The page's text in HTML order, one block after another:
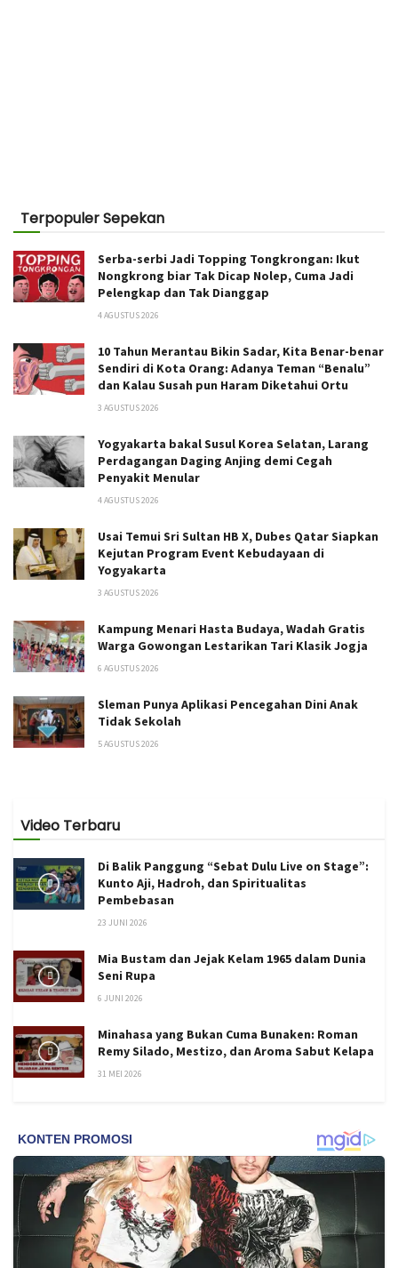
Terpopuler Sepekan
Serba-serbi Jadi Topping Tongkrongan: Ikut
Nongkrong biar Tak Dicap Nolep, Cuma Jadi
Pelengkap dan Tak Dianggap
4 AGUSTUS 2026
10 Tahun Merantau Bikin Sadar, Kita Benar-benar
Sendiri di Kota Orang: Adanya Teman “Benalu”
dan Kalau Susah pun Haram Diketahui Ortu
3 AGUSTUS 2026
Yogyakarta bakal Susul Korea Selatan, Larang
Perdagangan Daging Anjing demi Cegah
Penyakit Menular
4 AGUSTUS 2026
Usai Temui Sri Sultan HB X, Dubes Qatar Siapkan
Kejutan Program Event Kebudayaan di
Yogyakarta
3 AGUSTUS 2026
Kampung Menari Hasta Budaya, Wadah Gratis
Warga Gowongan Lestarikan Tari Klasik Jogja
6 AGUSTUS 2026
Sleman Punya Aplikasi Pencegahan Dini Anak
Tidak Sekolah
5 AGUSTUS 2026
Video Terbaru
Di Balik Panggung “Sebat Dulu Live on Stage”:
Kunto Aji, Hadroh, dan Spiritualitas
Pembebasan
23 JUNI 2026
Mia Bustam dan Jejak Kelam 1965 dalam Dunia
Seni Rupa
6 JUNI 2026
Minahasa yang Bukan Cuma Bunaken: Roman
Remy Silado, Mestizo, dan Aroma Sabut Kelapa
31 MEI 2026